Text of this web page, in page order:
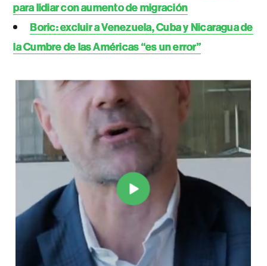
para lidiar con aumento de migración
Boric: excluir a Venezuela, Cuba y Nicaragua de
la Cumbre de las Américas “es un error”